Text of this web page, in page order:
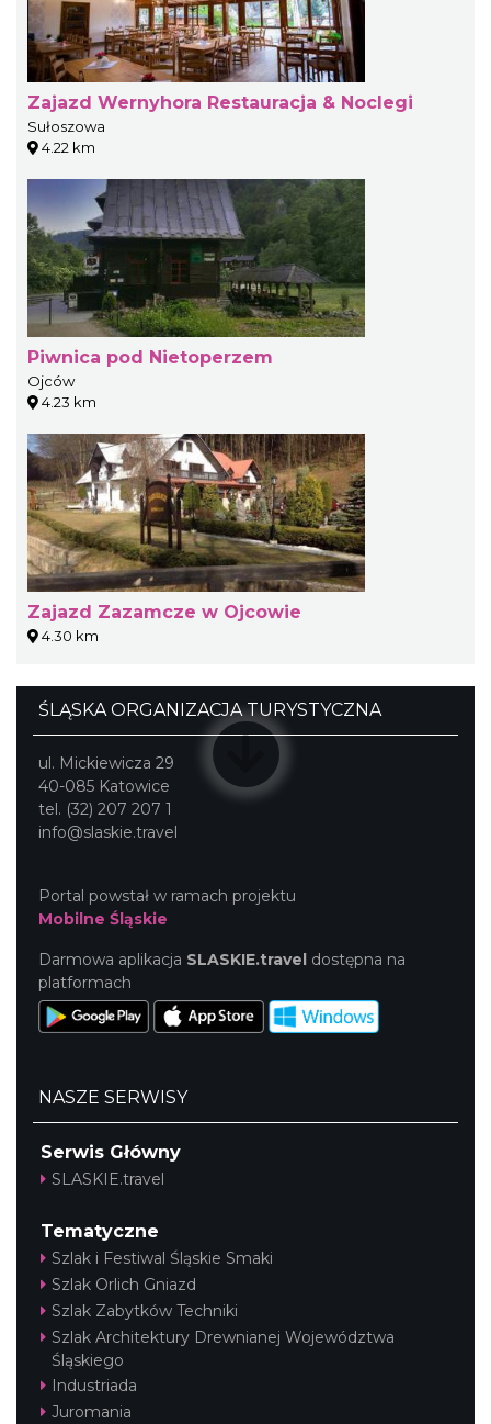
Zajazd Wernyhora Restauracja & Noclegi
Sułoszowa
4.22 km
Piwnica pod Nietoperzem
Ojców
4.23 km
Zajazd Zazamcze w Ojcowie
4.30 km
ŚLĄSKA ORGANIZACJA TURYSTYCZNA
ul. Mickiewicza 29
40-085 Katowice
tel. (32) 207 207 1
info@slaskie.travel
Portal powstał w ramach projektu
Mobilne Śląskie
Darmowa aplikacja SLASKIE.travel dostępna na
platformach
NASZE SERWISY
Serwis Główny
SLASKIE.travel
Tematyczne
Szlak i Festiwal Śląskie Smaki
Szlak Orlich Gniazd
Szlak Zabytków Techniki
Szlak Architektury Drewnianej Województwa
Śląskiego
Industriada
Juromania